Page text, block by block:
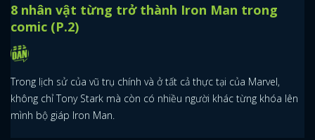
8 nhân vật từng trở thành Iron Man trong
comic (P.2)
Trong lịch sử của vũ trụ chính và ở tất cả thực tại của Marvel,
không chỉ Tony Stark mà còn có nhiều người khác từng khóa lên
mình bộ giáp Iron Man.